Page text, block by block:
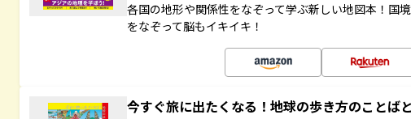
各国の地形や関係性をなぞって学ぶ新しい地図本！国
をなぞって脳もイキイキ！
今すぐ旅に出たくなる！地球の歩き方のことば